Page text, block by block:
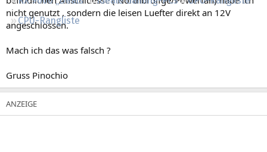
CPU-Rangliste
nicht genutzt , sondern die leisen Luefter direkt an 12V
angeschlossen.
Mach ich das was falsch ?
Gruss Pinochio